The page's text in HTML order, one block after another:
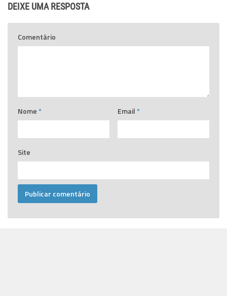
DEIXE UMA RESPOSTA
Comentário
Nome * Email *
Site